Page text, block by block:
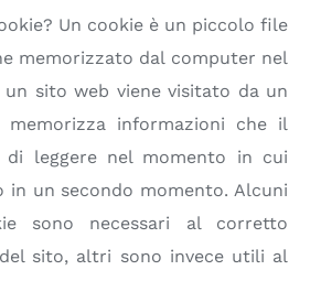
Un cookie è un piccolo file
memorizzato dal computer nel
sito web viene visitato da un
informazioni che il
leggere nel momento in cui
in un secondo momento. Alcuni
sono necessari al corretto
sito, altri sono invece utili al